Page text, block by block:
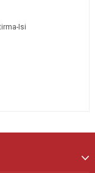
Isi